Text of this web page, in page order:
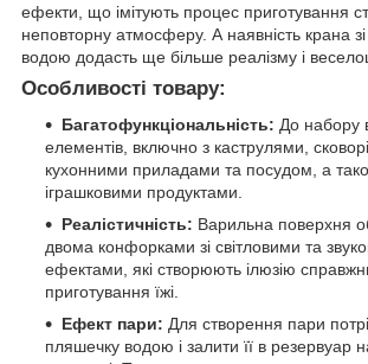
ефекти, що імітують процес приготування
неповторну атмосферу. А наявність крана
водою додасть ще більше реалізму і
Особливості товару:
Багатофункціональність: До набору
елементів, включно з каструлями,
кухонними приладами та посудом, а
іграшковими продуктами.
Реалістичність: Варильна поверхня
двома конфорками зі світловими та
ефектами, які створюють ілюзію
приготування їжі.
Ефект пари: Для створення пари
пляшечку водою і залити її в резервуар